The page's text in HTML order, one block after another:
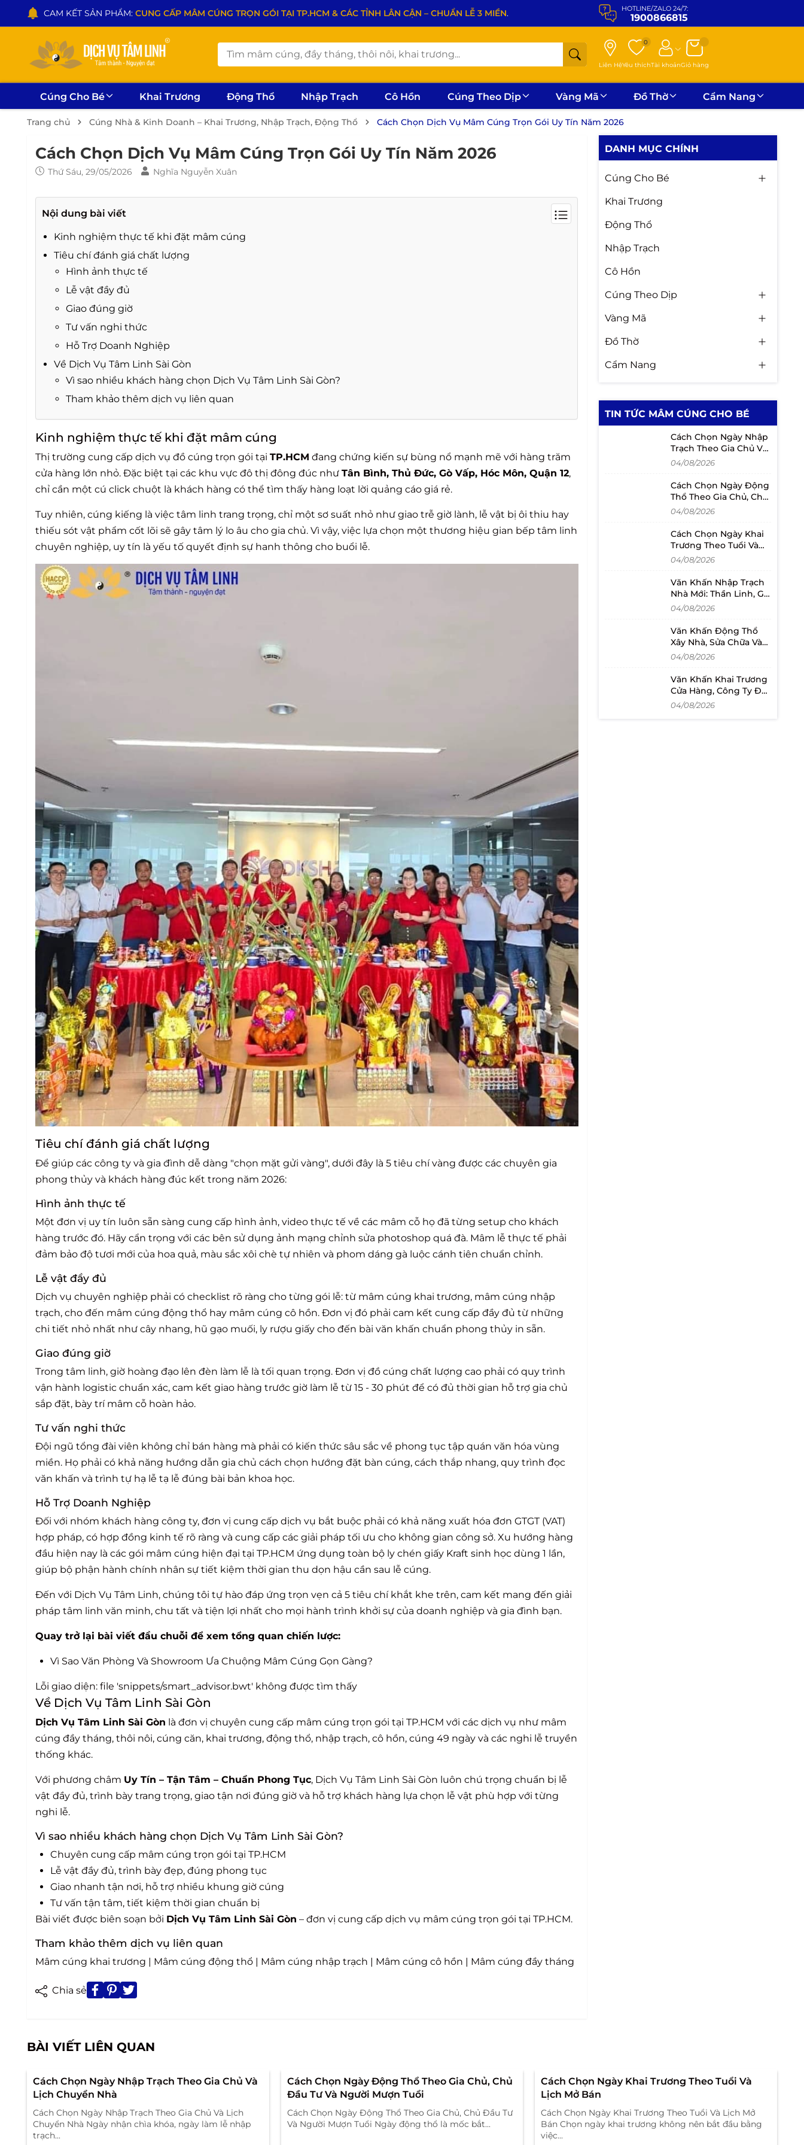
CAM KẾT SẢN PHẨM: CUNG CẤP MÂM CÚNG TRỌN GÓI TẠI TP.HCM & CÁC TỈNH LÂN CẬN – CHUẨN LỄ 3 MIỀN. HOTLINE/ZALO 24/7:
1900866815
Liên Hệ
0
Yêu thíchTài khoảnGiỏ hàng
Cúng Cho Bé Khai Trương Động Thổ Nhập Trạch Cô Hồn Cúng Theo Dịp Vàng Mã Đồ Thờ Cẩm Nang
Trang chủ Cúng Nhà & Kinh Doanh – Khai Trương, Nhập Trạch, Động Thổ Cách Chọn Dịch Vụ Mâm Cúng Trọn Gói Uy Tín Năm 2026
Cách Chọn Dịch Vụ Mâm Cúng Trọn Gói Uy Tín Năm 2026
Thứ Sáu, 29/05/2026 Nghĩa Nguyễn Xuân
Nội dung bài viết
Kinh nghiệm thực tế khi đặt mâm cúng
Tiêu chí đánh giá chất lượng
Hình ảnh thực tế
Lễ vật đầy đủ
Giao đúng giờ
Tư vấn nghi thức
Hỗ Trợ Doanh Nghiệp
Về Dịch Vụ Tâm Linh Sài Gòn
Vì sao nhiều khách hàng chọn Dịch Vụ Tâm Linh Sài Gòn?
Tham khảo thêm dịch vụ liên quan
Kinh nghiệm thực tế khi đặt mâm cúng
Thị trường cung cấp dịch vụ đồ cúng trọn gói tại TP.HCM đang chứng kiến sự bùng nổ mạnh mẽ với hàng trăm
cửa hàng lớn nhỏ. Đặc biệt tại các khu vực đô thị đông đúc như Tân Bình, Thủ Đức, Gò Vấp, Hóc Môn, Quận 12,
chỉ cần một cú click chuột là khách hàng có thể tìm thấy hàng loạt lời quảng cáo giá rẻ.
Tuy nhiên, cúng kiếng là việc tâm linh trang trọng, chỉ một sơ suất nhỏ như giao trễ giờ lành, lễ vật bị ôi thiu hay
thiếu sót vật phẩm cốt lõi sẽ gây tâm lý lo âu cho gia chủ. Vì vậy, việc lựa chọn một thương hiệu gian bếp tâm linh
chuyên nghiệp, uy tín là yếu tố quyết định sự hanh thông cho buổi lễ.
Tiêu chí đánh giá chất lượng
Để giúp các công ty và gia đình dễ dàng "chọn mặt gửi vàng", dưới đây là 5 tiêu chí vàng được các chuyên gia
phong thủy và khách hàng đúc kết trong năm 2026:
Hình ảnh thực tế
Một đơn vị uy tín luôn sẵn sàng cung cấp hình ảnh, video thực tế về các mâm cỗ họ đã từng setup cho khách
hàng trước đó. Hãy cẩn trọng với các bên sử dụng ảnh mạng chỉnh sửa photoshop quá đà. Mâm lễ thực tế phải
đảm bảo độ tươi mới của hoa quả, màu sắc xôi chè tự nhiên và phom dáng gà luộc cánh tiên chuẩn chỉnh.
Lễ vật đầy đủ
Dịch vụ chuyên nghiệp phải có checklist rõ ràng cho từng gói lễ: từ mâm cúng khai trương, mâm cúng nhập
trạch, cho đến mâm cúng động thổ hay mâm cúng cô hồn. Đơn vị đó phải cam kết cung cấp đầy đủ từ những
chi tiết nhỏ nhất như cây nhang, hũ gạo muối, ly rượu giấy cho đến bài văn khấn chuẩn phong thủy in sẵn.
Giao đúng giờ
Trong tâm linh, giờ hoàng đạo lên đèn làm lễ là tối quan trọng. Đơn vị đồ cúng chất lượng cao phải có quy trình
vận hành logistic chuẩn xác, cam kết giao hàng trước giờ làm lễ từ 15 - 30 phút để có đủ thời gian hỗ trợ gia chủ
sắp đặt, bày trí mâm cỗ hoàn hảo.
Tư vấn nghi thức
Đội ngũ tổng đài viên không chỉ bán hàng mà phải có kiến thức sâu sắc về phong tục tập quán văn hóa vùng
miền. Họ phải có khả năng hướng dẫn gia chủ cách chọn hướng đặt bàn cúng, cách thắp nhang, quy trình đọc
văn khấn và trình tự hạ lễ tạ lễ đúng bài bản khoa học.
Hỗ Trợ Doanh Nghiệp
Đối với nhóm khách hàng công ty, đơn vị cung cấp dịch vụ bắt buộc phải có khả năng xuất hóa đơn GTGT (VAT)
hợp pháp, có hợp đồng kinh tế rõ ràng và cung cấp các giải pháp tối ưu cho không gian công sở. Xu hướng hàng
đầu hiện nay là các gói mâm cúng hiện đại tại TP.HCM ứng dụng toàn bộ ly chén giấy Kraft sinh học dùng 1 lần,
giúp bộ phận hành chính nhân sự tiết kiệm thời gian thu dọn hậu cần sau lễ cúng.
Đến với Dịch Vụ Tâm Linh, chúng tôi tự hào đáp ứng trọn vẹn cả 5 tiêu chí khắt khe trên, cam kết mang đến giải
pháp tâm linh văn minh, chu tất và tiện lợi nhất cho mọi hành trình khởi sự của doanh nghiệp và gia đình bạn.
Quay trở lại bài viết đầu chuỗi để xem tổng quan chiến lược:
Vì Sao Văn Phòng Và Showroom Ưa Chuộng Mâm Cúng Gọn Gàng?
Lỗi giao diện: file 'snippets/smart_advisor.bwt' không được tìm thấy
Về Dịch Vụ Tâm Linh Sài Gòn
Dịch Vụ Tâm Linh Sài Gòn là đơn vị chuyên cung cấp mâm cúng trọn gói tại TP.HCM với các dịch vụ như mâm
cúng đầy tháng, thôi nôi, cúng căn, khai trương, động thổ, nhập trạch, cô hồn, cúng 49 ngày và các nghi lễ truyền
thống khác.
Với phương châm Uy Tín – Tận Tâm – Chuẩn Phong Tục, Dịch Vụ Tâm Linh Sài Gòn luôn chú trọng chuẩn bị lễ
vật đầy đủ, trình bày trang trọng, giao tận nơi đúng giờ và hỗ trợ khách hàng lựa chọn lễ vật phù hợp với từng
nghi lễ.
Vì sao nhiều khách hàng chọn Dịch Vụ Tâm Linh Sài Gòn?
Chuyên cung cấp mâm cúng trọn gói tại TP.HCM
Lễ vật đầy đủ, trình bày đẹp, đúng phong tục
Giao nhanh tận nơi, hỗ trợ nhiều khung giờ cúng
Tư vấn tận tâm, tiết kiệm thời gian chuẩn bị
Bài viết được biên soạn bởi Dịch Vụ Tâm Linh Sài Gòn – đơn vị cung cấp dịch vụ mâm cúng trọn gói tại TP.HCM.
Tham khảo thêm dịch vụ liên quan
Mâm cúng khai trương | Mâm cúng động thổ | Mâm cúng nhập trạch | Mâm cúng cô hồn | Mâm cúng đầy tháng
Chia sẻ
DANH MỤC CHÍNH
Cúng Cho Bé
Khai Trương
Động Thổ
Nhập Trạch
Cô Hồn
Cúng Theo Dịp
Vàng Mã
Đồ Thờ
Cẩm Nang
TIN TỨC MÂM CÚNG CHO BÉ
Cách Chọn Ngày Nhập
Trạch Theo Gia Chủ Và
Lịch Chuyển Nhà
04/08/2026
Cách Chọn Ngày Động
Thổ Theo Gia Chủ, Chủ
Đầu Tư Và Người Mượn
04/08/2026
Cách Chọn Ngày Khai
Trương Theo Tuổi Và
Lịch Mở Bán
04/08/2026
Văn Khấn Nhập Trạch
Nhà Mới: Thần Linh, Gia
Tiên Và Cách Đọc
04/08/2026
Văn Khấn Động Thổ
Xây Nhà, Sửa Chữa Và
Khởi Công Dự Án
04/08/2026
Văn Khấn Khai Trương
Cửa Hàng, Công Ty Đầy
Đủ Và Dễ Đọc
04/08/2026
BÀI VIẾT LIÊN QUAN
Cách Chọn Ngày Nhập Trạch Theo Gia Chủ Và
Lịch Chuyển Nhà
Cách Chọn Ngày Nhập Trạch Theo Gia Chủ Và Lịch
Chuyển Nhà Ngày nhận chìa khóa, ngày làm lễ nhập
trạch...
Cách Chọn Ngày Động Thổ Theo Gia Chủ, Chủ
Đầu Tư Và Người Mượn Tuổi
Cách Chọn Ngày Động Thổ Theo Gia Chủ, Chủ Đầu Tư
Và Người Mượn Tuổi Ngày động thổ là mốc bắt...
Cách Chọn Ngày Khai Trương Theo Tuổi Và
Lịch Mở Bán
Cách Chọn Ngày Khai Trương Theo Tuổi Và Lịch Mở
Bán Chọn ngày khai trương không nên bắt đầu bằng
việc...